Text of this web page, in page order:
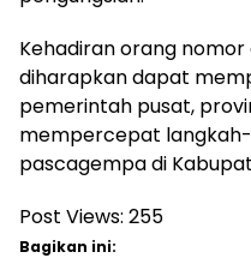
Kehadiran orang
diharapkan dapat
pemerintah pusat,
mempercepat
pascagempa di
Post Views: 255
Bagikan ini: